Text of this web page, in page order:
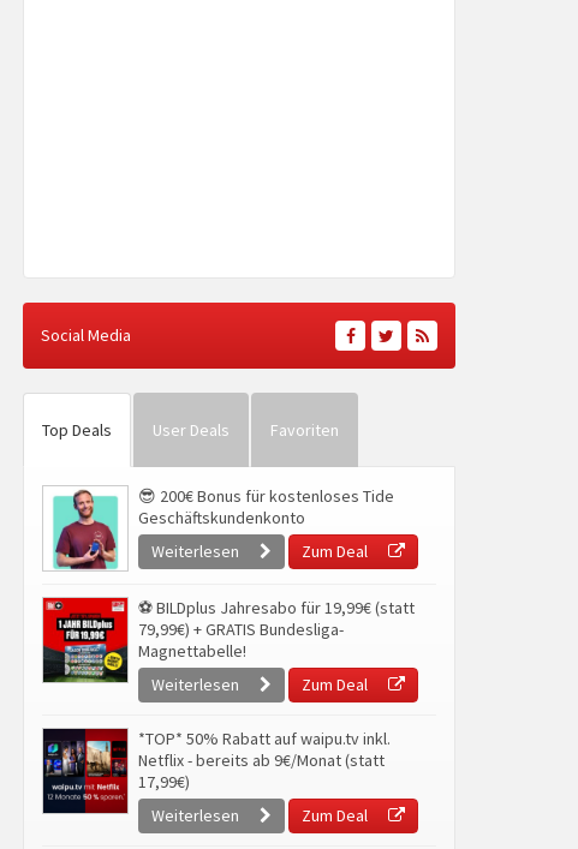
Social Media
Top Deals User Deals Favoriten
😎 200€ Bonus für kostenloses Tide
Geschäftskundenkonto
Weiterlesen
Zum Deal
⚽ BILDplus Jahresabo für 19,99€ (statt
79,99€) + GRATIS Bundesliga-
Magnettabelle!
Weiterlesen
Zum Deal
*TOP* 50% Rabatt auf waipu.tv inkl.
Netflix - bereits ab 9€/Monat (statt
17,99€)
Weiterlesen
Zum Deal